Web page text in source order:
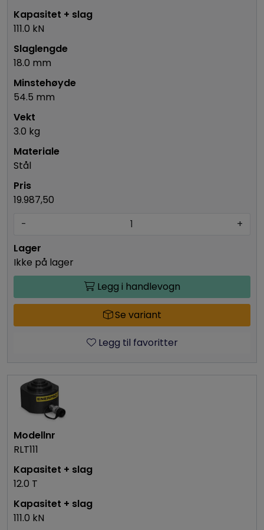
111.0 kN
18.0 mm
54.5 mm
3.0 kg
Stål
19.987,50
-
+
Ikke på lager
Legg i handlevogn
Se variant
Legg til favoritter
RLT111
12.0 T
111.0 kN